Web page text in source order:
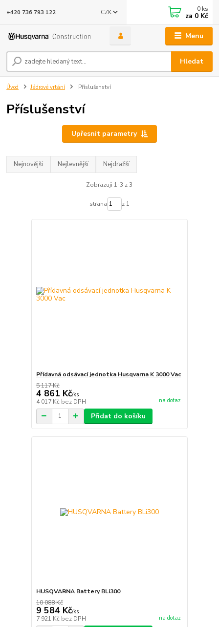
Menu
CZK
Hledat
+420 736 793 122 0 ks
za 0 Kč
Úvod Jádrové vrtání Příslušenství
Příslušenství
Upřesnit parametry
Nejnovější Nejlevnější Nejdražší
Zobrazuji 1-3 z 3
strana z 1
Přídavná odsávací jednotka Husqvarna K 3000 Vac
5 117 Kč
4 861 Kč/ks
4 017 Kč bez DPH na dotaz
Přidat do košíku
HUSQVARNA Battery BLi300
10 088 Kč
9 584 Kč/ks
7 921 Kč bez DPH na dotaz